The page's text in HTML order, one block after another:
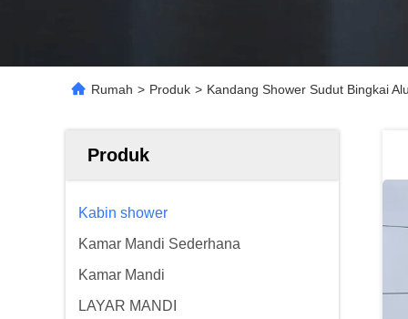
Rumah > Produk > Kandang Shower Sudut Bingkai
Produk
Kabin shower
Kamar Mandi Sederhana
Kamar Mandi
LAYAR MANDI